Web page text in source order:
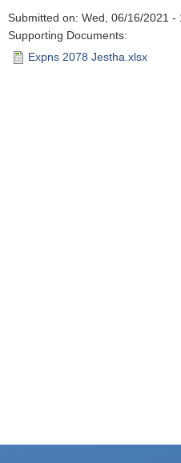
Submitted on: Wed, 06/16/2021 -
Supporting Documents:
Expns 2078 Jestha.xlsx